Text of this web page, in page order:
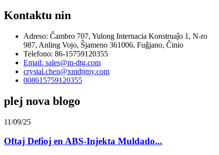
Kontaktu nin
Adreso: Ĉambro 707, Yulong Internacia Konstruaĵo 1, N-ro
987, Anling Vojo, Ŝjameno 361006, Fuĝjano, Ĉinio
Telefono: 86-15759120355
Email: sales@m-dtg.com
crystal.chen@xmdtjmy.com
008615759120355
plej nova blogo
11/09/25
Oftaj Defioj en ABS-Injekta Muldado...